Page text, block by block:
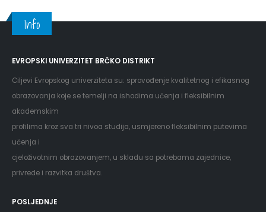
Info
EVROPSKI UNIVERZITET BRČKO DISTRIKT
Ciljevi Evropskog univerziteta su: sprovođenje kvalitetnog i efikasnog
obrazovanja koje se temelji na ishodima učenja i fleksibilnim
akademskim
profilima kroz sva tri nivoa studija, usmjereno fleksibilnim putevima
učenja i
cjeloživotnim obrazovanjem, u skladu sa potrebama zajednice,
privrede i razvitka društva.
POSLJEDNJE